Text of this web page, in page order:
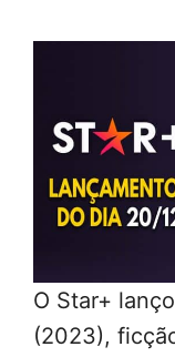
O Star+
(2023),